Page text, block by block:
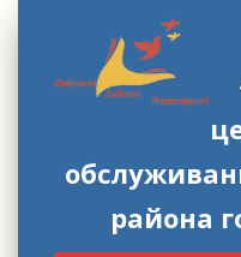
района